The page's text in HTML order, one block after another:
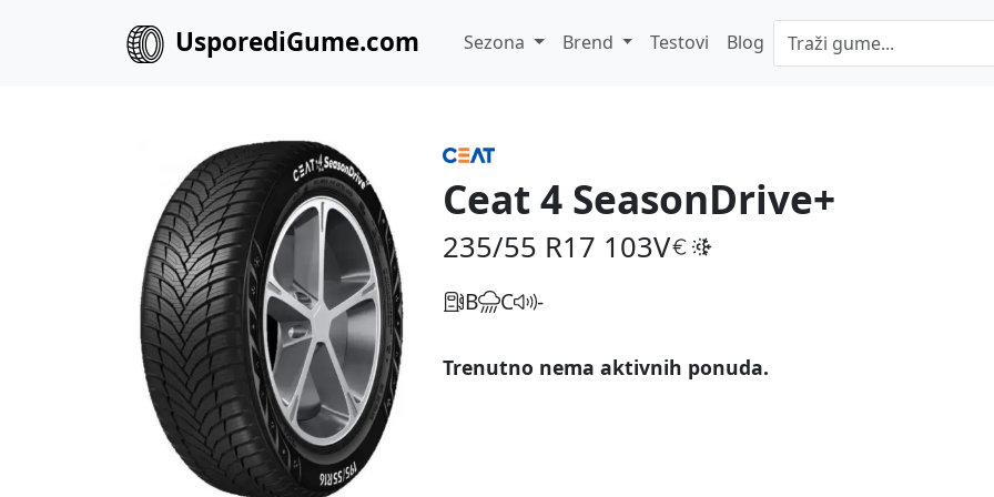
UsporediGume.com Sezona Brend Testovi Blog
Ceat 4 SeasonDrive+
235/55 R17 103V
B C -
Trenutno nema aktivnih ponuda.